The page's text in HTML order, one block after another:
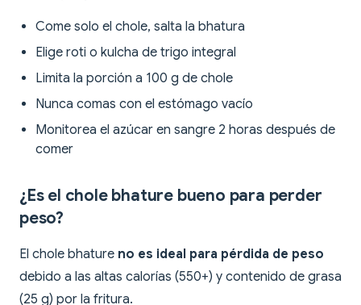
Come solo el chole, salta la bhatura
Elige roti o kulcha de trigo integral
Limita la porción a 100 g de chole
Nunca comas con el estómago vacío
Monitorea el azúcar en sangre 2 horas después de
comer
¿Es el chole bhature bueno para perder
peso?
El chole bhature no es ideal para pérdida de peso
debido a las altas calorías (550+) y contenido de grasa
(25 g) por la fritura.